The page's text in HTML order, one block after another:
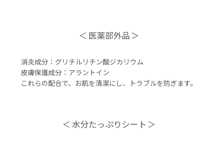
医薬部外品
消炎成分：グリチルリチン酸ジカリウム
皮膚保護成分：アラントイン
これらの配合で、お肌を清潔にし、トラブルを防ぎます。
水分たっぷりシート